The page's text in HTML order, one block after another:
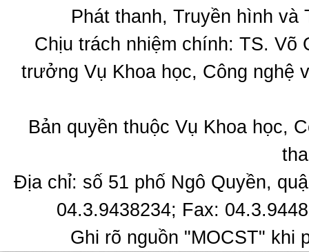
Phát thanh, Truyền hình
Chịu trách nhiệm chính: TS.
trưởng Vụ Khoa học, Công nghệ
Bản quyền thuộc Vụ Khoa học,
Địa chỉ: số 51 phố Ngô Quyền,
04.3.9438234; Fax:
Ghi rõ nguồn "MOCST" khi